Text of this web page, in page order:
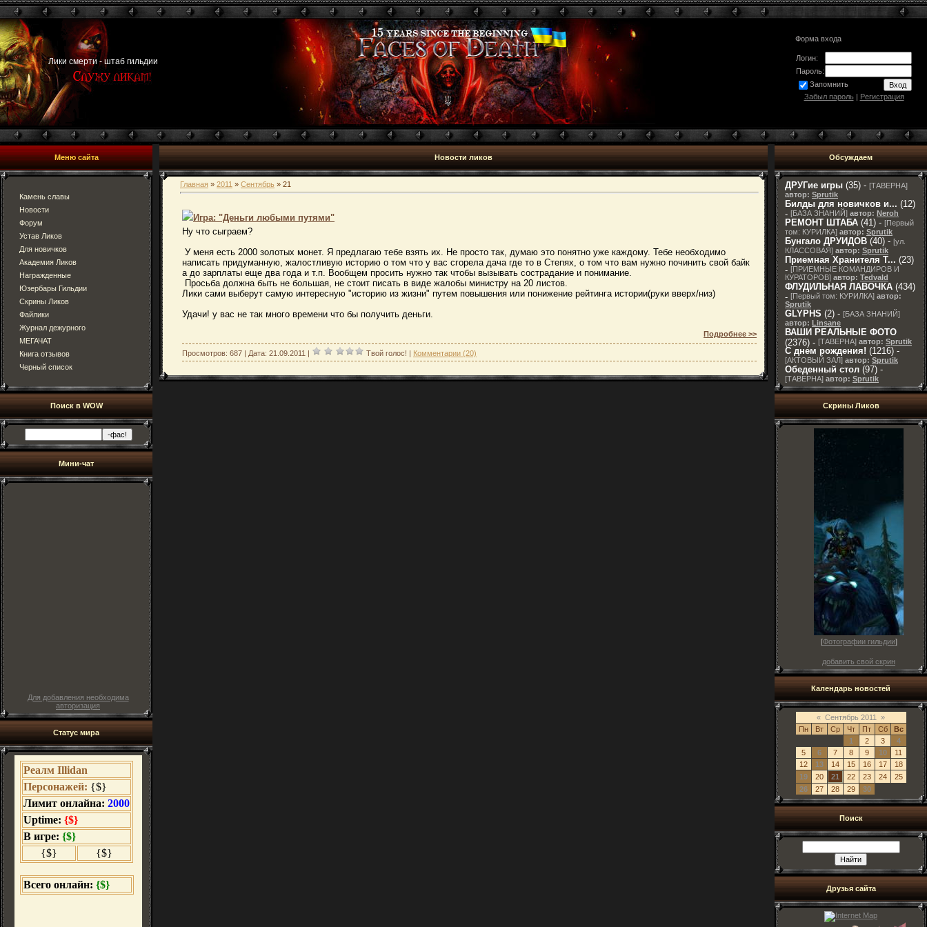
Лики смерти - штаб гильдии
Форма входа
Логин:
Пароль:
Запомнить
Забыл пароль| Регистрация
Меню сайта
Камень славы
Новости
Форум
Устав Ликов
Для новичков
Академия Ликов
Награжденные
Юзербары Гильдии
Скрины Ликов
Файлики
Журнал дежурного
МЕГАЧАТ
Книга отзывов
Черный список
Поиск в WOW
Мини-чат
Для добавления необходима
авторизация
Статус мира
Новости ликов
Главная » 2011 » Сентябрь » 21
Игра: "Деньги любыми путями"
Ну что сыграем?
У меня есть 2000 золотых монет. Я предлагаю тебе взять их. Не просто так, думаю это понятно уже каждому. Тебе необходимо
написать придуманную, жалостливую историю о том что у вас сгорела дача где то в Степях, о том что вам нужно починить свой байк
а до зарплаты еще два года и т.п. Вообщем просить нужно так чтобы вызывать сострадание и понимание.
Просьба должна быть не большая, не стоит писать в виде жалобы министру на 20 листов.
Лики сами выберут самую интересную "историю из жизни" путем повышения или понижение рейтинга истории(руки вверх/низ)
Удачи! у вас не так много времени что бы получить деньги.
Подробнее >>
Просмотров: 687 | Дата: 21.09.2011 Твой голос! Комментарии (20)
Обсуждаем
ДРУГие игры (35) - [ТАВЕРНА]
автор: Sprutik
Билды для новичков и... (12)
- [БАЗА ЗНАНИЙ] автор: Neroh
РЕМОНТ ШТАБА (41) - [Первый
том: КУРИЛКА] автор: Sprutik
Бунгало ДРУИДОВ (40) - [ул.
КЛАССОВАЯ] автор: Sprutik
Приемная Хранителя T... (23)
- [ПРИЕМНЫЕ КОМАНДИРОВ И
КУРАТОРОВ] автор: Tedvald
ФЛУДИЛЬНАЯ ЛАВОЧКА (434)
- [Первый том: КУРИЛКА] автор:
Sprutik
GLYPHS (2) - [БАЗА ЗНАНИЙ]
автор: Linsane
ВАШИ РЕАЛЬНЫЕ ФОТО
(2376) - [ТАВЕРНА] автор: Sprutik
С днем рождения! (1216) -
[АКТОВЫЙ ЗАЛ] автор: Sprutik
Обеденный стол (97) -
[ТАВЕРНА] автор: Sprutik
Скрины Ликов
[Фотографии гильдии]
добавить свой скрин
Календарь новостей
« Сентябрь 2011
»
Пн
Вт Ср Чт Пт Сб
Вс
1
2 3
4
5
6 7 8 9 10
11
12
13 14 15 16 17
18
19
20 21 22 23 24
25
26
27 28 29 30
Поиск
Друзья сайта